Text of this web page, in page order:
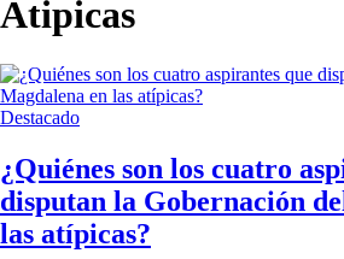
Atipicas
Destacado
¿Quiénes son los cuatro
disputan la Gobernación
las atípicas?